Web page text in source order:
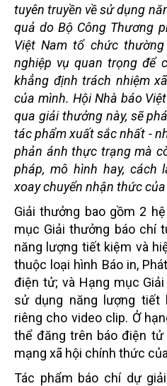
tuyên truyền về sử dụng
quả do Bộ Công Thương
Việt Nam tổ chức
nghiệp vụ quan trọng để
khẳng định trách nhiệm
của mình. Hội Nhà báo
qua giải thưởng này, sẽ
tác phẩm xuất sắc nhất -
phản ánh thực trạng mà
pháp, mô hình hay, cách
xoay chuyển nhận thức
Giải thưởng bao gồm 2
mục Giải thưởng báo chí
năng lượng tiết kiệm và
thuộc loại hình Báo in,
điện tử; và Hạng mục
sử dụng năng lượng tiết
riêng cho video clip. Ở
thể đăng trên báo điện
mạng xã hội chính thức
Tác phẩm báo chí dự